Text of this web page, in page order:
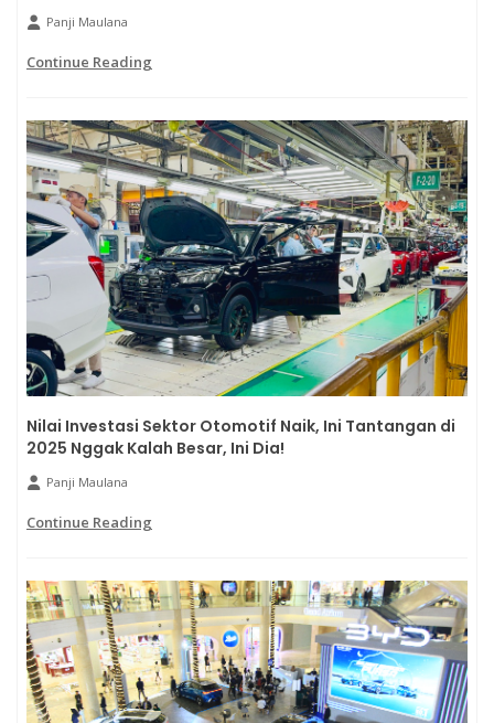
Panji Maulana
Continue Reading
Nilai Investasi Sektor Otomotif Naik, Ini Tantangan di
2025 Nggak Kalah Besar, Ini Dia!
Panji Maulana
Continue Reading